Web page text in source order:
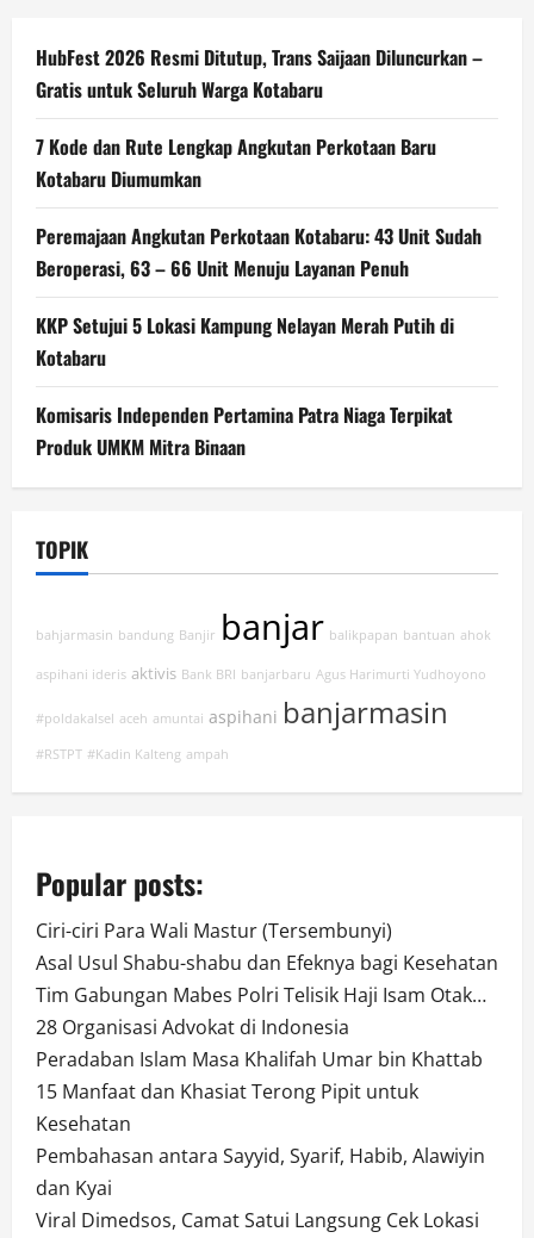
HubFest 2026 Resmi Ditutup, Trans Saijaan Diluncurkan –
Gratis untuk Seluruh Warga Kotabaru
7 Kode dan Rute Lengkap Angkutan Perkotaan Baru
Kotabaru Diumumkan
Peremajaan Angkutan Perkotaan Kotabaru: 43 Unit Sudah
Beroperasi, 63 – 66 Unit Menuju Layanan Penuh
KKP Setujui 5 Lokasi Kampung Nelayan Merah Putih di
Kotabaru
Komisaris Independen Pertamina Patra Niaga Terpikat
Produk UMKM Mitra Binaan
TOPIK
bahjarmasin bandung Banjir banjar balikpapan bantuan ahok
aspihani ideris aktivis Bank BRI banjarbaru Agus Harimurti Yudhoyono
#poldakalsel aceh amuntai aspihani banjarmasin
#RSTPT #Kadin Kalteng ampah
Popular posts:
Ciri-ciri Para Wali Mastur (Tersembunyi)
Asal Usul Shabu-shabu dan Efeknya bagi Kesehatan
Tim Gabungan Mabes Polri Telisik Haji Isam Otak…
28 Organisasi Advokat di Indonesia
Peradaban Islam Masa Khalifah Umar bin Khattab
15 Manfaat dan Khasiat Terong Pipit untuk
Kesehatan
Pembahasan antara Sayyid, Syarif, Habib, Alawiyin
dan Kyai
Viral Dimedsos, Camat Satui Langsung Cek Lokasi